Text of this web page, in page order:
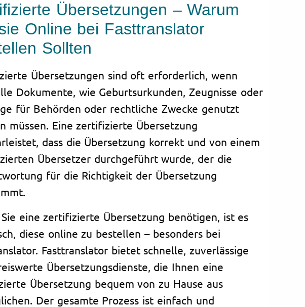
Übersetzungen – Warum
Online bei Fasttranslator
Sollten
Übersetzungen sind oft erforderlich, wenn
Dokumente, wie Geburtsurkunden, Zeugnisse oder
für Behörden oder rechtliche Zwecke genutzt
müssen. Eine zertifizierte Übersetzung
dass die Übersetzung korrekt und von einem
Übersetzer durchgeführt wurde, der die
für die Richtigkeit der Übersetzung
eine zertifizierte Übersetzung benötigen, ist es
diese online zu bestellen – besonders bei
Fasttranslator bietet schnelle, zuverlässige
Übersetzungsdienste, die Ihnen eine
Übersetzung bequem von zu Hause aus
Der gesamte Prozess ist einfach und